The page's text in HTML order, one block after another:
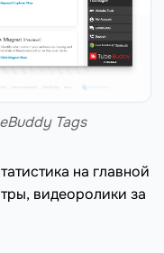
Tags
на главной
видеоролики за